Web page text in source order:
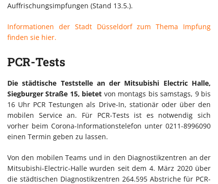
Auffrischungsimpfungen (Stand 13.5.).
Informationen der Stadt Düsseldorf zum Thema Impfung
finden sie hier.
PCR-Tests
Die städtische Teststelle an der Mitsubishi Electric Halle,
Siegburger Straße 15, bietet von montags bis samstags, 9 bis
16 Uhr PCR Testungen als Drive-In, stationär oder über den
mobilen Service an. Für PCR-Tests ist es notwendig sich
vorher beim Corona-Informationstelefon unter 0211-8996090
einen Termin geben zu lassen.
Von den mobilen Teams und in den Diagnostikzentren an der
Mitsubishi-Electric-Halle wurden seit dem 4. März 2020 über
die städtischen Diagnostikzentren 264.595 Abstriche für PCR-